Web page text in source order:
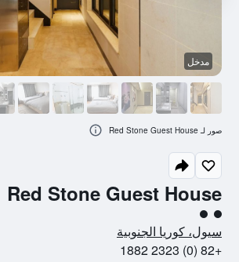
Red Stone Guest House
تقييم فئة 2
سيول، كوريا الجنوبية
+82 (0) 2323 1882
مدخل
صور لـ Red Stone Guest House